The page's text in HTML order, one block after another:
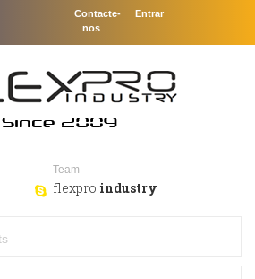
Entrar
Contacte-
nos
Team
flexpro.industry